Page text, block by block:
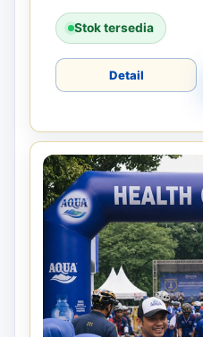
Stok tersedia
Detail